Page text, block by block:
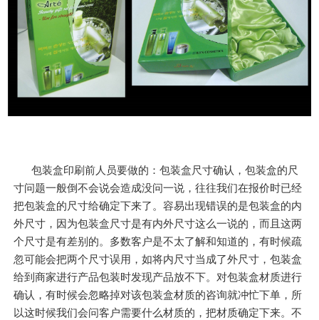
包装盒印刷前人员要做的：包装盒尺寸确认，包装盒的尺
寸问题一般倒不会说会造成没问一说，往往我们在报价时已经
把包装盒的尺寸给确定下来了。容易出现错误的是包装盒的内
外尺寸，因为包装盒尺寸是有内外尺寸这么一说的，而且这两
个尺寸是有差别的。多数客户是不太了解和知道的，有时候疏
忽可能会把两个尺寸误用，如将内尺寸当成了外尺寸，包装盒
给到商家进行产品包装时发现产品放不下。对包装盒材质进行
确认，有时候会忽略掉对该包装盒材质的咨询就冲忙下单，所
以这时候我们会问客户需要什么材质的，把材质确定下来。不